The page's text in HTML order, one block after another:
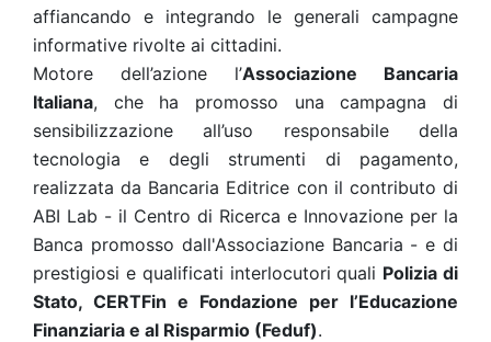
affiancando e integrando le generali campagne
informative rivolte ai cittadini.
Motore dell’azione l’Associazione Bancaria
Italiana, che ha promosso una campagna di
sensibilizzazione all’uso responsabile della
tecnologia e degli strumenti di pagamento,
realizzata da Bancaria Editrice con il contributo di
ABI Lab - il Centro di Ricerca e Innovazione per la
Banca promosso dall'Associazione Bancaria - e di
prestigiosi e qualificati interlocutori quali Polizia di
Stato, CERTFin e Fondazione per l’Educazione
Finanziaria e al Risparmio (Feduf).